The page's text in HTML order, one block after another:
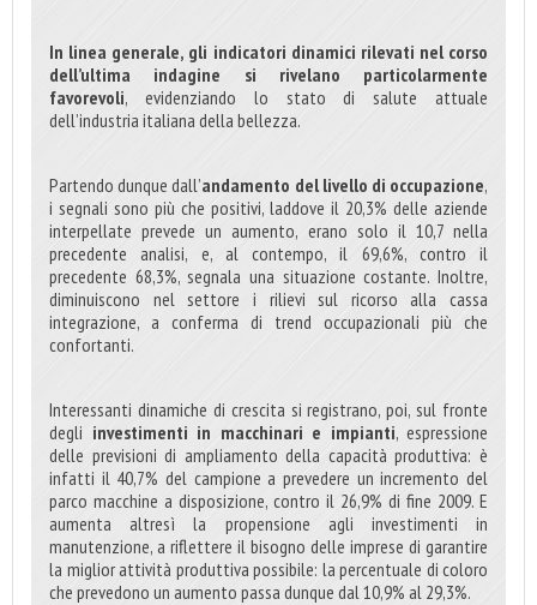
In linea generale, gli indicatori dinamici rilevati nel corso
dell’ultima indagine si rivelano particolarmente
favorevoli, evidenziando lo stato di salute attuale
dell’industria italiana della bellezza.
Partendo dunque dall’andamento del livello di occupazione,
i segnali sono più che positivi, laddove il 20,3% delle aziende
interpellate prevede un aumento, erano solo il 10,7 nella
precedente analisi, e, al contempo, il 69,6%, contro il
precedente 68,3%, segnala una situazione costante. Inoltre,
diminuiscono nel settore i rilievi sul ricorso alla cassa
integrazione, a conferma di trend occupazionali più che
confortanti.
Interessanti dinamiche di crescita si registrano, poi, sul fronte
degli investimenti in macchinari e impianti, espressione
delle previsioni di ampliamento della capacità produttiva: è
infatti il 40,7% del campione a prevedere un incremento del
parco macchine a disposizione, contro il 26,9% di fine 2009. E
aumenta altresì la propensione agli investimenti in
manutenzione, a riflettere il bisogno delle imprese di garantire
la miglior attività produttiva possibile: la percentuale di coloro
che prevedono un aumento passa dunque dal 10,9% al 29,3%.